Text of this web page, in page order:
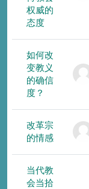
权威的
态度
如何改
变教义
的确信
度？
改革宗
的情感
当代教
会当拾